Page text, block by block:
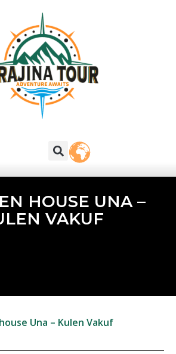
HOUSE UNA –
VAKUF
Una – Kulen Vakuf